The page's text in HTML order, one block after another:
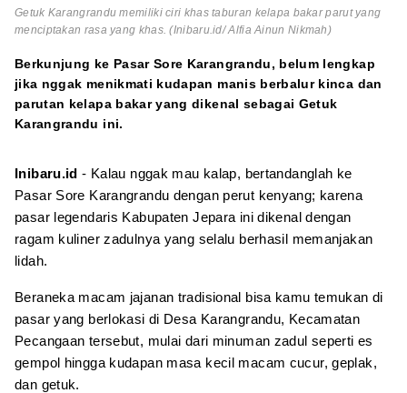
Getuk Karangrandu memiliki ciri khas taburan kelapa bakar parut yang
menciptakan rasa yang khas. (Inibaru.id/ Alfia Ainun Nikmah)
Berkunjung ke Pasar Sore Karangrandu, belum lengkap
jika nggak menikmati kudapan manis berbalur kinca dan
parutan kelapa bakar yang dikenal sebagai Getuk
Karangrandu ini.
Inibaru.id- Kalau nggak mau kalap, bertandanglah ke
Pasar Sore Karangrandu dengan perut kenyang; karena
pasar legendaris Kabupaten Jepara ini dikenal dengan
ragam kuliner zadulnya yang selalu berhasil memanjakan
lidah.
Beraneka macam jajanan tradisional bisa kamu temukan di
pasar yang berlokasi di Desa Karangrandu, Kecamatan
Pecangaan tersebut, mulai dari minuman zadul seperti es
gempol hingga kudapan masa kecil macam cucur, geplak,
dan getuk.